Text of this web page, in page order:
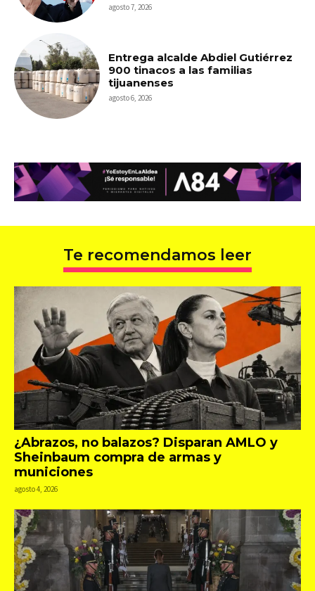
agosto 7, 2026
Entrega alcalde Abdiel Gutiérrez
900 tinacos a las familias
tijuanenses
agosto 6, 2026
Te recomendamos leer
¿Abrazos, no balazos? Disparan AMLO y
Sheinbaum compra de armas y
municiones
agosto 4, 2026